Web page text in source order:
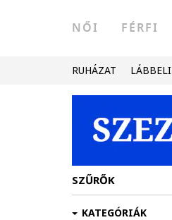
NŐI FÉRFI
RUHÁZAT
SZŰRŐK
KATEGÓRIÁK